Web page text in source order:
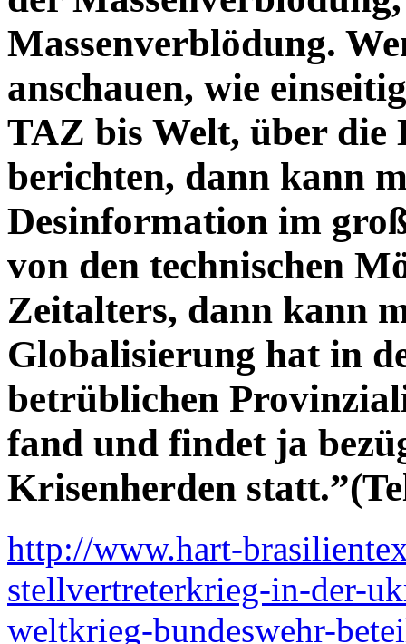
Massenverblödung.
anschauen, wie
TAZ bis Welt, über die
berichten, dann kann
Desinformation im
von den technischen
Zeitalters, dann kann
Globalisierung hat in
betrüblichen
fand und findet ja
Krisenherden
http://www.hart-
stellvertreterkrieg-in-der-
weltkrieg-bundeswehr-